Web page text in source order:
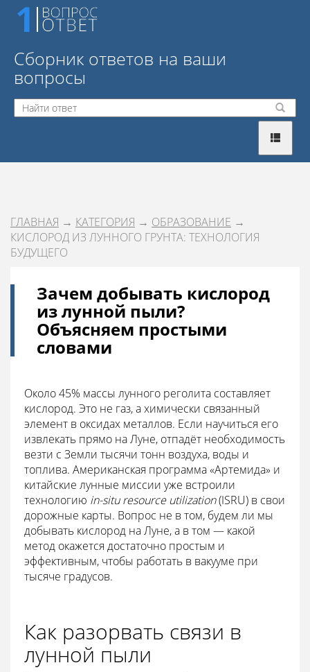
Сборник ответов на ваши
вопросы
ГЛАВНАЯ → КАТЕГОРИЯ → ОБРАЗОВАНИЕ →
КИСЛОРОД ИЗ ЛУННОГО ГРУНТА: ТЕХНОЛОГИЯ
БУДУЩЕГО
Зачем добывать кислород
из лунной пыли?
Объясняем простыми
словами
Около 45% массы лунного реголита составляет
кислород. Это не газ, а химически связанный
элемент в оксидах металлов. Если научиться его
извлекать прямо на Луне, отпадёт необходимость
везти с Земли тысячи тонн воздуха, воды и
топлива. Американская программа «Артемида» и
китайские лунные миссии уже встроили
технологию in-situ resource utilization(ISRU) в свои
дорожные карты. Вопрос не в том, будем ли мы
добывать кислород на Луне, а в том — какой
метод окажется достаточно простым и
эффективным, чтобы работать в вакууме при
тысяче градусов.
Как разорвать связи в
лунной пыли